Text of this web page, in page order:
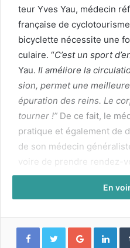
teur Yves Yau, médecin
française de
bicy­clette néces­site une
cu­laire. “C’est un sport
Yau. Il améliore la
sion, per­met une
épu­ra­tion des reins. Le
tourn­er !” De ce fait, le
pra­tique et égale­ment de
de son médecin
voire de pren­dre ren­dez-
En
Google+